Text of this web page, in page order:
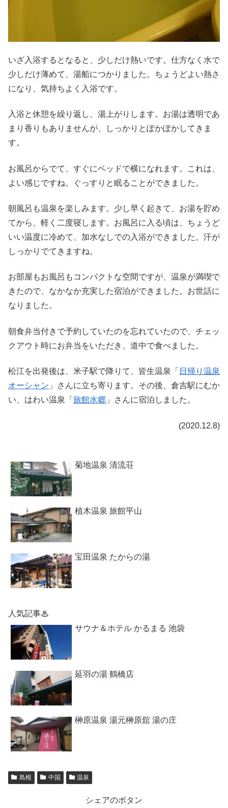
いざ入浴するとなると、少しだけ熱いです。仕方なく水で
少しだけ薄めて、湯船につかりました。ちょうどよい熱さ
になり、気持ちよく入浴です。
入浴と休憩を繰り返し、湯上がりします。お湯は透明であ
まり香りもありませんが、しっかりとぽかぽかしてきま
す。
お風呂からでて、すぐにベッドで横になれます。これは、
よい感じですね。ぐっすりと眠ることができました。
朝風呂も温泉を楽しみます。少し早く起きて、お湯を貯め
てから、軽く二度寝します。お風呂に入る頃は、ちょうど
いい温度に冷めて、加水なしでの入浴ができました。汗が
しっかりでてきますね。
お部屋もお風呂もコンパクトな空間ですが、温泉が満喫で
きたので、なかなか充実した宿泊ができました。お世話に
なりました。
朝食弁当付きで予約していたのを忘れていたので、チェッ
クアウト時にお弁当をいただき、道中で食べました。
松江を出発後は、米子駅で降りて、皆生温泉「 日帰り温泉
オーシャン 」さんに立ち寄ります。その後、倉吉駅にむか
い、はわい温泉「 旅館水郷 」さんに宿泊しました。
(2020.12.8)
菊地温泉 清流荘
植木温泉 旅館平山
宝田温泉 たからの湯
人気記事♨
サウナ＆ホテル かるまる 池袋
延羽の湯 鶴橋店
榊原温泉 湯元榊原舘 湯の庄
島根 中国 温泉
シェアのボタン